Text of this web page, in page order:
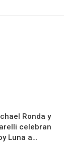
Ronda y
celebran
Luna a…